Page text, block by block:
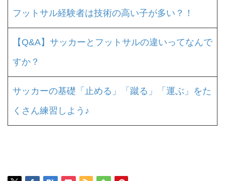
フットサル経験者は技術の高い子が多い？！
【Q&A】サッカーとフットサルの違いってなんで
すか？
サッカーの基礎「止める」「蹴る」「運ぶ」をた
くさん練習しよう♪